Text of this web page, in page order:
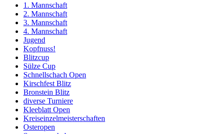
1. Mannschaft
2. Mannschaft
3. Mannschaft
4. Mannschaft
Jugend
Kopfnuss!
Blitzcup
Sülze Cup
Schnellschach Open
Kirschfest Blitz
Bronstein Blitz
diverse Turniere
Kleeblatt Open
Kreiseinzelmeisterschaften
Osteropen